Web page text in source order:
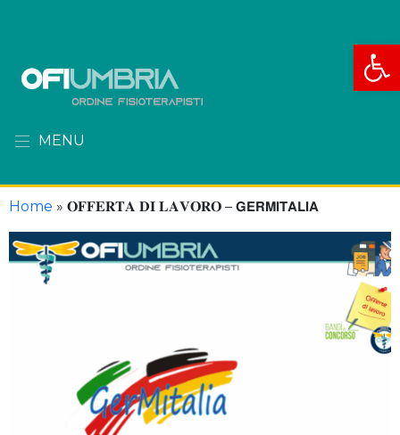
Apri
MENU
Home » 𝐎𝐅𝐅𝐄𝐑𝐓𝐀 𝐃𝐈 𝐋𝐀𝐕𝐎𝐑𝐎 – 𝗚𝗘𝗥𝗠𝗜𝗧𝗔𝗟𝗜𝗔